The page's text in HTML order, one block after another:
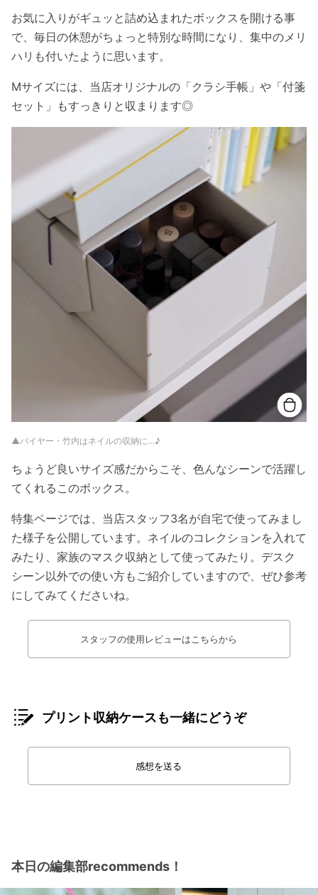
お気に入りがギュッと詰め込まれたボックスを開ける事
で、毎日の休憩がちょっと特別な時間になり、集中のメリ
ハリも付いたように思います。
Mサイズには、当店オリジナルの「クラシ手帳」や「付箋
セット」もすっきりと収まります◎
▲バイヤー・竹内はネイルの収納に…♪
ちょうど良いサイズ感だからこそ、色んなシーンで活躍し
てくれるこのボックス。
特集ページでは、当店スタッフ3名が自宅で使ってみまし
た様子を公開しています。ネイルのコレクションを入れて
みたり、家族のマスク収納として使ってみたり。デスク
シーン以外での使い方もご紹介していますので、ぜひ参考
にしてみてくださいね。
スタッフの使用レビューはこちらから
プリント収納ケースも一緒にどうぞ
感想を送る
本日の編集部recommends！